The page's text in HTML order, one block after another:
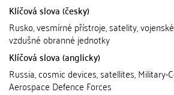
Klíčová slova (česky)
Rusko, vesmírné přístroje, satelity,
vzdušné obranné jednotky
Klíčová slova (anglicky)
Russia, cosmic devices, satellites, Military-
Aerospace Defence Forces